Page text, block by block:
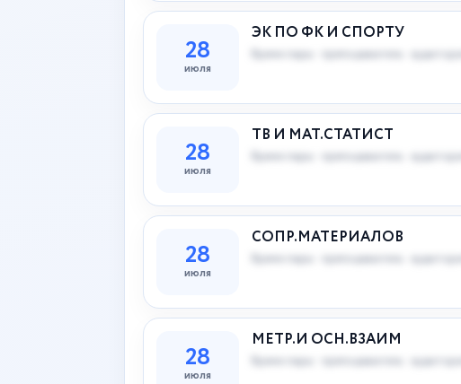
28
июля
ЭК ПО ФК И СПОРТУ
Время пары · преподаватель · аудитория
28
июля
ТВ И МАТ.СТАТИСТ
Время пары · преподаватель · аудитория
28
июля
СОПР.МАТЕРИАЛОВ
Время пары · преподаватель · аудитория
28
июля
МЕТР.И ОСН.ВЗАИМ
Время пары · преподаватель · аудитория